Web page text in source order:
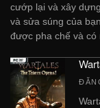
cướp lại và xây
và sửa súng của
được pha chế và có